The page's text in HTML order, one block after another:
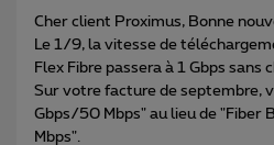
Cher client Proximus, Bonne
Le 1/9, la vitesse de
Flex Fibre passera à 1 Gbps sans
Sur votre facture de septembre,
Gbps/50 Mbps" au lieu de
Mbps".